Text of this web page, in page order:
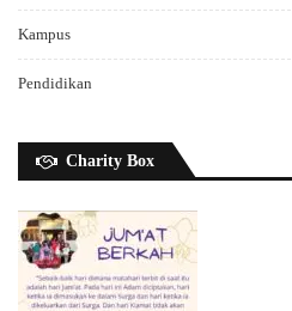
Kampus
Pendidikan
Charity Box